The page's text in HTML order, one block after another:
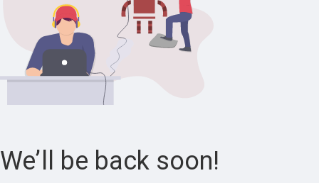
We’ll be back soon!